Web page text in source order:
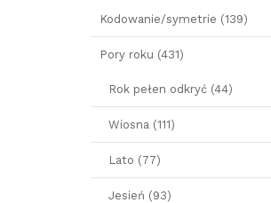
Kodowanie/symetrie (139)
Pory roku (431)
Rok pełen odkryć (44)
Wiosna (111)
Lato (77)
Jesień (93)